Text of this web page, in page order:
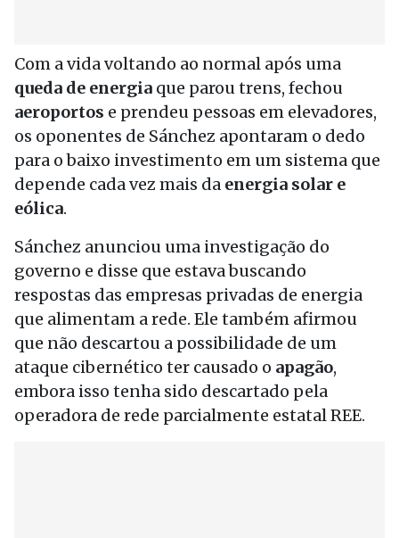
Com a vida voltando ao normal após uma
queda de energia que parou trens, fechou
aeroportos e prendeu pessoas em elevadores,
os oponentes de Sánchez apontaram o dedo
para o baixo investimento em um sistema que
depende cada vez mais da energia solar e
eólica.
Sánchez anunciou uma investigação do
governo e disse que estava buscando
respostas das empresas privadas de energia
que alimentam a rede. Ele também afirmou
que não descartou a possibilidade de um
ataque cibernético ter causado o apagão,
embora isso tenha sido descartado pela
operadora de rede parcialmente estatal REE.